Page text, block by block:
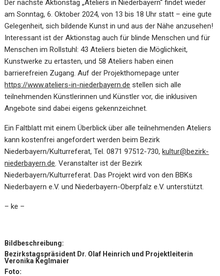
Der nächste Aktionstag „Ateliers in Niederbayern“ findet wieder
am Sonntag, 6. Oktober 2024, von 13 bis 18 Uhr statt – eine gute
Gelegenheit, sich bildende Kunst in und aus der Nähe anzusehen!
Interessant ist der Aktionstag auch für blinde Menschen und für
Menschen im Rollstuhl: 43 Ateliers bieten die Möglichkeit,
Kunstwerke zu ertasten, und 58 Ateliers haben einen
barrierefreien Zugang. Auf der Projekthomepage unter
https://www.ateliers-in-niederbayern.de stellen sich alle
teilnehmenden Künstlerinnen und Künstler vor, die inklusiven
Angebote sind dabei eigens gekennzeichnet.
Ein Faltblatt mit einem Überblick über alle teilnehmenden Ateliers
kann kostenfrei angefordert werden beim Bezirk
Niederbayern/Kulturreferat, Tel. 0871 97512-730,kultur@bezirk-
niederbayern.de. Veranstalter ist der Bezirk
Niederbayern/Kulturreferat. Das Projekt wird von den BBKs
Niederbayern e.V. und Niederbayern-Oberpfalz e.V. unterstützt.
– ke –
Bildbeschreibung:
Bezirkstagspräsident Dr. Olaf Heinrich und Projektleiterin
Veronika Keglmaier
Foto: